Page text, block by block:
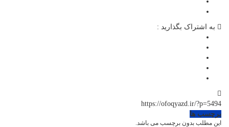
به اشتراک بگذارید :
https://ofoqyazd.ir/?p=5494
برچسب ها
این مطلب بدون برچسب می باشد.